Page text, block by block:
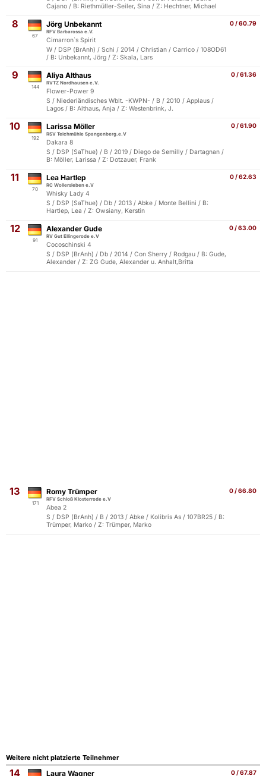
Cajano / B: Riethmüller-Seiler, Sina / Z: Hechtner, Michael
8
67
0 / 60.79
Jörg Unbekannt
RFV Barbarossa e.V.
Cimarron`s Spirit
W / DSP (BrAnh) / Schi / 2014 / Christian / Carrico / 108OD61
/ B: Unbekannt, Jörg / Z: Skala, Lars
9
144
0 / 61.36
Aliya Althaus
RVTZ Nordhausen e.V.
Flower-Power 9
S / Niederländisches Wblt. -KWPN- / B / 2010 / Applaus /
Lagos / B: Althaus, Anja / Z: Westenbrink, J.
10
192
0 / 61.90
Larissa Möller
RSV Teichmühle Spangenberg.e.V
Dakara 8
S / DSP (SaThue) / B / 2019 / Diego de Semilly / Dartagnan /
B: Möller, Larissa / Z: Dotzauer, Frank
11
70
0 / 62.63
Lea Hartlep
RC Wollersleben e.V
Whisky Lady 4
S / DSP (SaThue) / Db / 2013 / Abke / Monte Bellini / B:
Hartlep, Lea / Z: Owsiany, Kerstin
12
91
0 / 63.00
Alexander Gude
RV Gut Ellingerode e.V
Cocoschinski 4
S / DSP (BrAnh) / Db / 2014 / Con Sherry / Rodgau / B: Gude,
Alexander / Z: ZG Gude, Alexander u. Anhalt,Britta
13
171
0 / 66.80
Romy Trümper
RFV Schloß Klosterrode e.V
Abea 2
S / DSP (BrAnh) / B / 2013 / Abke / Kolibris As / 107BR25 / B:
Trümper, Marko / Z: Trümper, Marko
Weitere nicht platzierte Teilnehmer
14 0 / 67.87
Laura Wagner